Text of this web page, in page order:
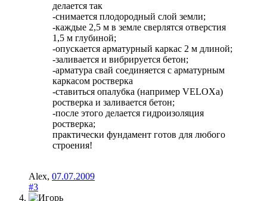
делается так
-снимается плодородный слой земли;
-каждые 2,5 м в земле сверлятся отверстия
1,5 м глубиной;
-опускается арматурный каркас 2 м длиной;
-заливается и вибрируется бетон;
-арматура свай соединяется с арматурным
каркасом ростверка
-ставиться опалубка (например VELOXa)
ростверка и заливается бетон;
-после этого делается гидроизоляция
ростверка;
практически фундамент готов для любого
строения!
Alex, 07.07.2009
#3